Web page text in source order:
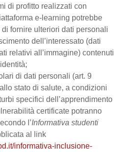
di profitto realizzati con
e-learning potrebbe
fornire ulteriori dati personali
dell’interessato (dati
relativi all’immagine) contenuti
di dati personali (art. 9
stato di salute, a condizioni
specifici dell’apprendimento
certificate potranno
l’Informativa studenti
al link
informativa-inclusione-